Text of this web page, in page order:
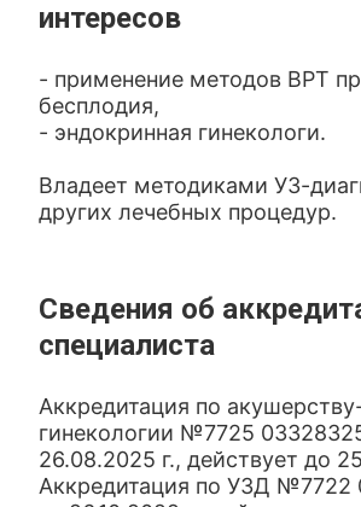
интересов
- применение методов ВРТ
бесплодия,
- эндокринная гинекологи.
Владеет методиками УЗ-
других лечебных процедур.
Сведения об
специалиста
Аккредитация по
гинекологии №7725
26.08.2025 г., действует до
Аккредитация по УЗД №7722